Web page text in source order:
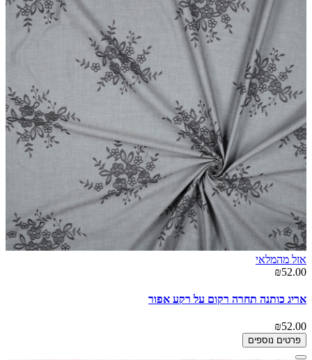
אזל מהמלאי
₪52.00
אריג כותנה תחרה רקום על רקע אפור
₪52.00
פרטים נוספים